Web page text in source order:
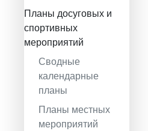
Планы досуговых и
спортивных
мероприятий
Сводные
календарные
планы
Планы местных
мероприятий